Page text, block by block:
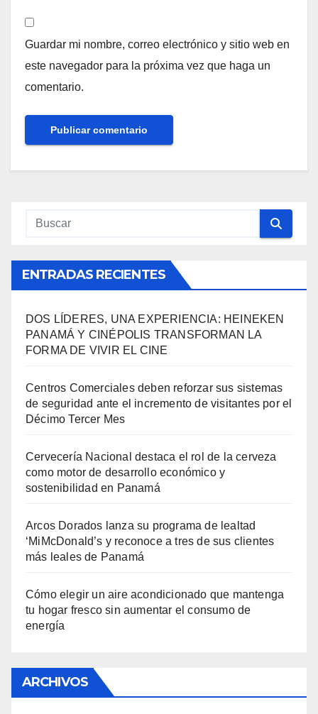
Guardar mi nombre, correo electrónico y sitio web en
este navegador para la próxima vez que haga un
comentario.
ENTRADAS RECIENTES
DOS LÍDERES, UNA EXPERIENCIA: HEINEKEN
PANAMÁ Y CINÉPOLIS TRANSFORMAN LA
FORMA DE VIVIR EL CINE
Centros Comerciales deben reforzar sus sistemas
de seguridad ante el incremento de visitantes por el
Décimo Tercer Mes
Cervecería Nacional destaca el rol de la cerveza
como motor de desarrollo económico y
sostenibilidad en Panamá
Arcos Dorados lanza su programa de lealtad
‘MiMcDonald’s y reconoce a tres de sus clientes
más leales de Panamá
Cómo elegir un aire acondicionado que mantenga
tu hogar fresco sin aumentar el consumo de
energía
ARCHIVOS